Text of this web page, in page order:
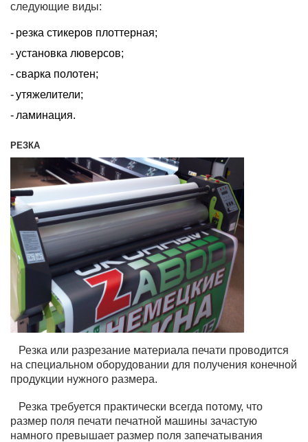
следующие виды:
резка стикеров плоттерная;
установка люверсов;
сварка полотен;
утяжелители;
ламинация.
РЕЗКА
Резка или разрезание материала печати проводится
на специальном оборудовании для получения конечной
продукции нужного размера.
Резка требуется практически всегда потому, что
размер поля печати печатной машины зачастую
намного превышает размер поля запечатывания